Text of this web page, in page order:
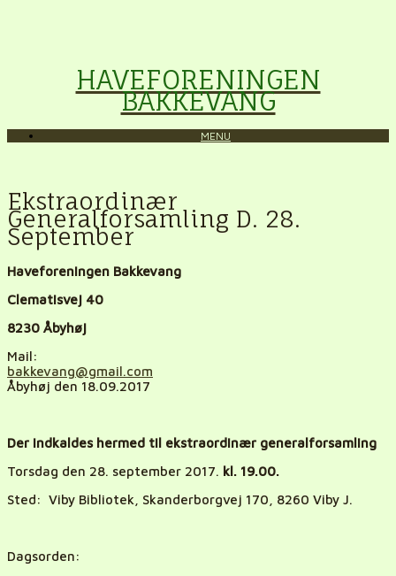
HAVEFORENINGEN
BAKKEVANG
MENU
Ekstraordinær
Generalforsamling D. 28.
September
Haveforeningen Bakkevang
Clematisvej 40
8230 Åbyhøj
Mail:
bakkevang@gmail.com
Åbyhøj den 18.09.2017
Der indkaldes hermed til ekstraordinær generalforsamling
Torsdag den 28. september 2017. kl. 19.00.
Sted: Viby Bibliotek, Skanderborgvej 170, 8260 Viby J.
Dagsorden: